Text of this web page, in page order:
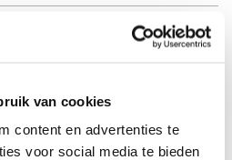
van cookies
content en advertenties te
voor social media te bieden
blank gelakt of zwart